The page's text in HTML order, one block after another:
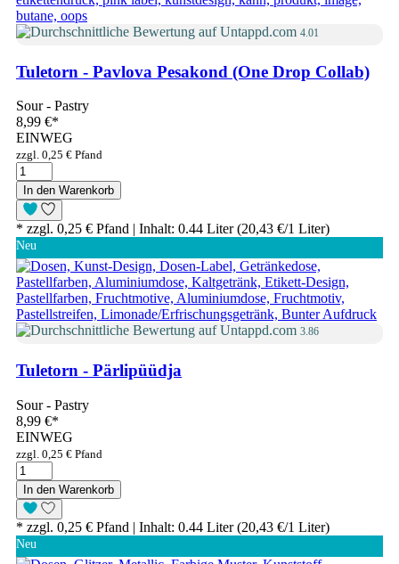
4.01
Tuletorn - Pavlova Pesakond (One Drop Collab)
Sour - Pastry
8,99 €*
EINWEG
zzgl. 0,25 € Pfand
In den Warenkorb
* zzgl. 0,25 € Pfand | Inhalt: 0.44 Liter (20,43 €/1 Liter)
Neu
3.86
Tuletorn - Pärlipüüdja
Sour - Pastry
8,99 €*
EINWEG
zzgl. 0,25 € Pfand
In den Warenkorb
* zzgl. 0,25 € Pfand | Inhalt: 0.44 Liter (20,43 €/1 Liter)
Neu